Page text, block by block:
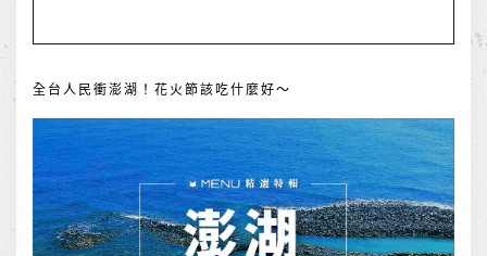
全台人民衝澎湖！花火節該吃什麼好～